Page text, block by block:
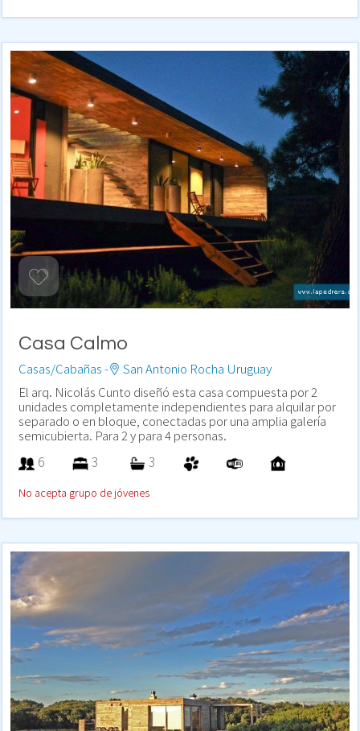
Casa Calmo
Casas/Cabañas -
San Antonio Rocha Uruguay
El arq. Nicolás Cunto diseñó esta casa compuesta por 2
unidades completamente independientes para alquilar por
separado o en bloque, conectadas por una amplia galería
semicubierta. Para 2 y para 4 personas.
6 3 3
No acepta grupo de jóvenes